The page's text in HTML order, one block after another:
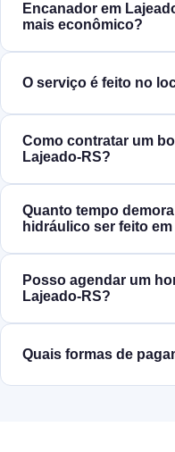
Encanador em
mais econômico?
O serviço é feito no
Como contratar um
Lajeado‑RS?
Quanto tempo
hidráulico ser feito em
Posso agendar um
Lajeado‑RS?
Quais formas de